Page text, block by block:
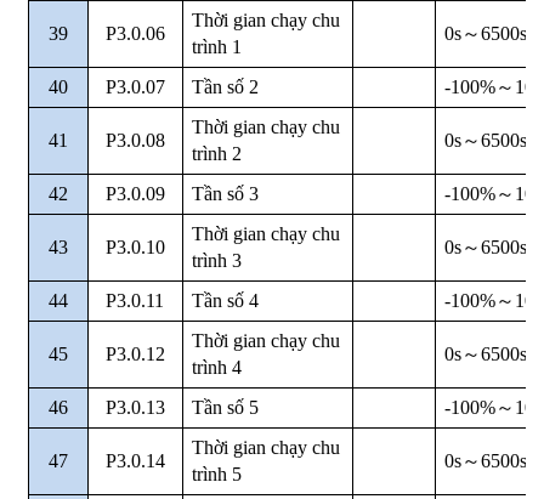
39 P3.0.06
Thời gian chạy chu
trình 1
0s～6500s
40 P3.0.07 Tần số 2 -100%～
41 P3.0.08
Thời gian chạy chu
trình 2
0s～6500s
42 P3.0.09 Tần số 3 -100%～
43 P3.0.10
Thời gian chạy chu
trình 3
0s～6500s
44 P3.0.11 Tần số 4 -100%～
45 P3.0.12
Thời gian chạy chu
trình 4
0s～6500s
46 P3.0.13 Tần số 5 -100%～
47 P3.0.14
Thời gian chạy chu
trình 5
0s～6500s